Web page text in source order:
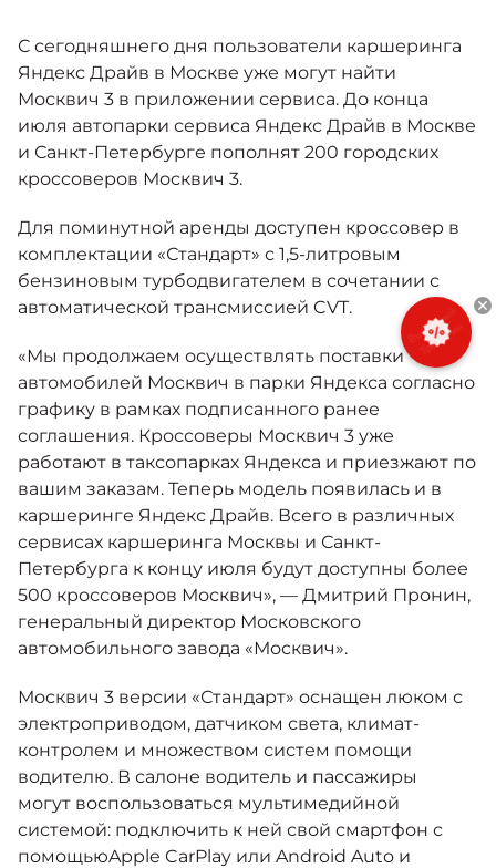
от 2 237 000 ₽*
Москвич 3 с ручным
управлением (РУ)
возможности
от 2 069 000 ₽*
Практичный семиместный
кроссовер
от 3 125 000 ₽*
Кредитные программы
Спецпредложения
Калькулятор трейд-ин
Страховые программы
Моторное масло
СЕРВИСНЫЕ АКЦИИ
КОНТАКТЫ
С сегодняшнего дня пользователи каршеринга
Яндекс Драйв в Москве уже могут найти
Москвич 3 в приложении сервиса. До конца
июля автопарки сервиса Яндекс Драйв в Москве
и Санкт-Петербурге пополнят 200 городских
кроссоверов Москвич 3.
Для поминутной аренды доступен кроссовер в
комплектации «Стандарт» с 1,5-литровым
бензиновым турбодвигателем в сочетании с
автоматической трансмиссией CVT.
«Мы продолжаем осуществлять поставки
автомобилей Москвич в парки Яндекса согласно
графику в рамках подписанного ранее
соглашения. Кроссоверы Москвич 3 уже
работают в таксопарках Яндекса и приезжают по
вашим заказам. Теперь модель появилась и в
каршеринге Яндекс Драйв. Всего в различных
сервисах каршеринга Москвы и Санкт-
Петербурга к концу июля будут доступны более
500 кроссоверов Москвич», — Дмитрий Пронин,
генеральный директор Московского
автомобильного завода «Москвич».
Москвич 3 версии «Стандарт» оснащен люком с
электроприводом, датчиком света, климат-
контролем и множеством систем помощи
водителю. В салоне водитель и пассажиры
могут воспользоваться мультимедийной
системой: подключить к ней свой смартфон с
помощьюApple CarPlay или Android Auto и